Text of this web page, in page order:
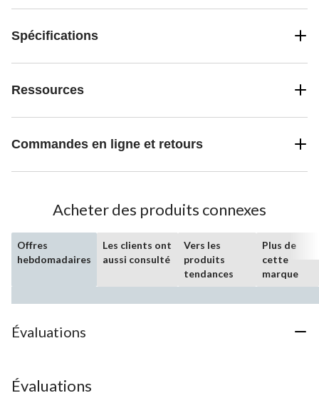
Spécifications
Ressources
Commandes en ligne et retours
Acheter des produits connexes
Offres
hebdomadaires
Les clients ont
aussi consulté
Vers les
produits
tendances
Plus de
cette
marque
Évaluations
Évaluations